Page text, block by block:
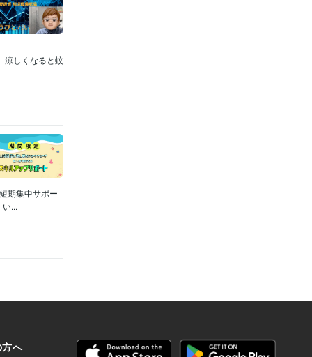
涼しくなると蚊
期集中サポー
...